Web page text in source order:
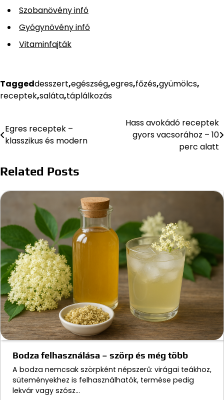
Szobanövény infó
Gyógynövény infó
Vitaminfajták
Taggeddesszert,egészség,egres,főzés,gyümölcs,
receptek,saláta,táplálkozás
Bejegyzés
navigáció
Egres receptek –
klasszikus és modern
Hass avokádó receptek
gyors vacsorához – 10
perc alatt
Related Posts
Bodza felhasználása – szörp és még több
A bodza nemcsak szörpként népszerű: virágai teákhoz,
süteményekhez is felhasználhatók, termése pedig
lekvár vagy szósz…